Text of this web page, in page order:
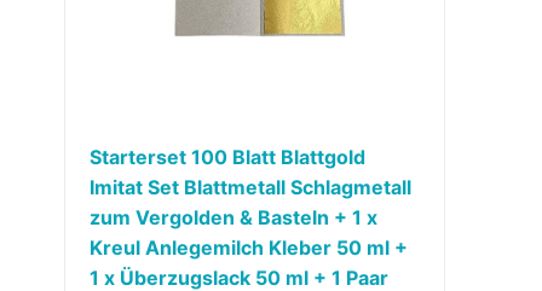
Starterset 100 Blatt Blattgold
Imitat Set Blattmetall Schlagmetall
zum Vergolden & Basteln + 1 x
Kreul Anlegemilch Kleber 50 ml +
1 x Überzugslack 50 ml + 1 Paar